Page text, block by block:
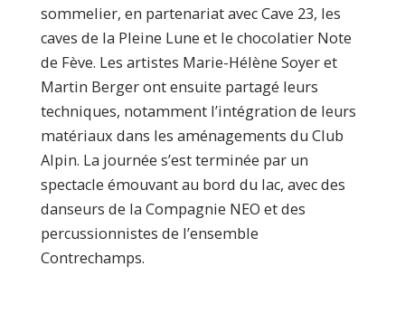
sommelier, en partenariat avec Cave 23, les
caves de la Pleine Lune et le chocolatier Note
de Fève. Les artistes Marie-Hélène Soyer et
Martin Berger ont ensuite partagé leurs
techniques, notamment l’intégration de leurs
matériaux dans les aménagements du Club
Alpin. La journée s’est terminée par un
spectacle émouvant au bord du lac, avec des
danseurs de la Compagnie NEO et des
percussionnistes de l’ensemble
Contrechamps.